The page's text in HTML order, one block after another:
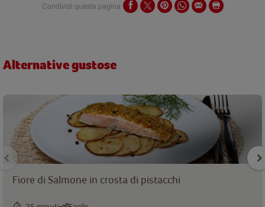
Condividi questa pagina
Alternative gustose
Fiore di Salmone in crosta di pistacchi